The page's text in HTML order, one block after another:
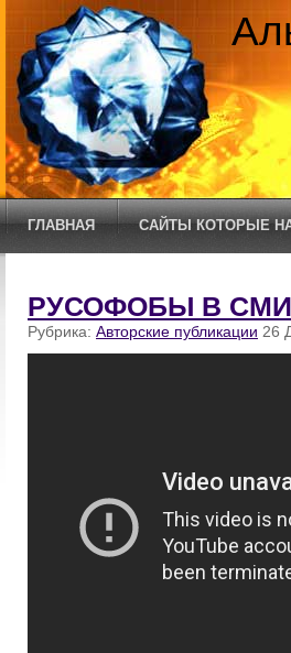
ГЛАВНАЯ САЙТЫ КОТОРЫЕ
РУСОФОБЫ В СМИ
Рубрика: Авторские публикации 26